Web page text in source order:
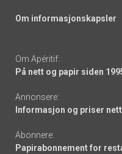
Om informasjonskapsler
Om Apéritif:
På nett og papir siden
Annonsere:
Informasjon og priser
Abonnere:
Papirabonnement for